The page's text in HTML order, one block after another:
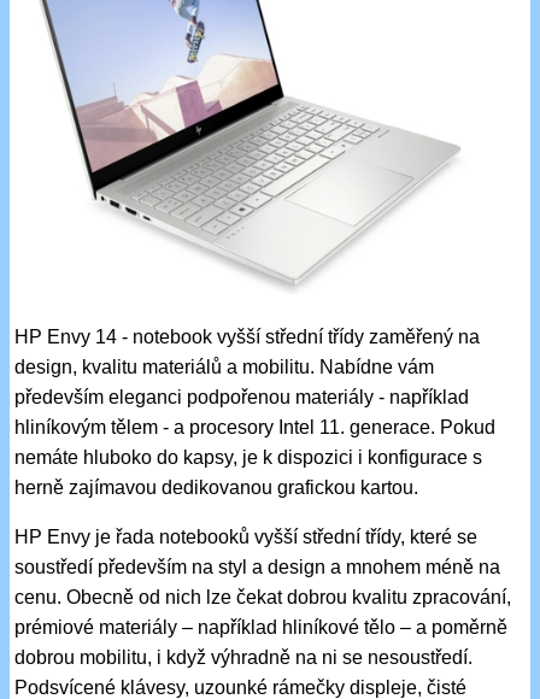
HP Envy 14 - notebook vyšší střední třídy zaměřený na
design, kvalitu materiálů a mobilitu. Nabídne vám
především eleganci podpořenou materiály - například
hliníkovým tělem - a procesory Intel 11. generace. Pokud
nemáte hluboko do kapsy, je k dispozici i konfigurace s
herně zajímavou dedikovanou grafickou kartou.
HP Envy je řada notebooků vyšší střední třídy, které se
soustředí především na styl a design a mnohem méně na
cenu. Obecně od nich lze čekat dobrou kvalitu zpracování,
prémiové materiály – například hliníkové tělo – a poměrně
dobrou mobilitu, i když výhradně na ni se nesoustředí.
Podsvícené klávesy, uzounké rámečky displeje, čisté